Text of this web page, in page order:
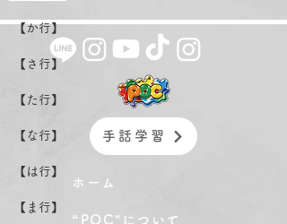
【か行】
【さ行】
【た行】
【な行】
【は行】
【ま行】
手話学習
ホーム
“POC"について